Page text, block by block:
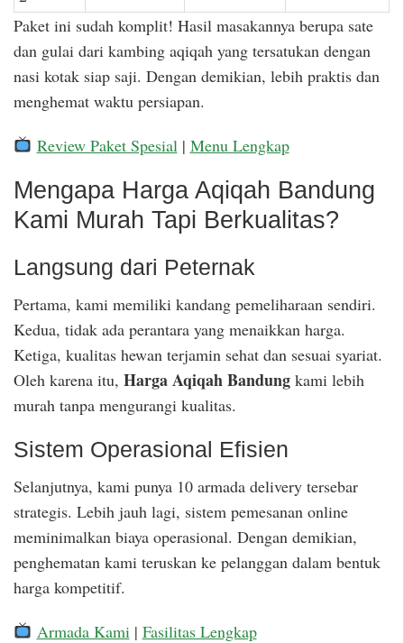
Paket ini sudah komplit! Hasil masakannya berupa sate
dan gulai dari kambing aqiqah yang tersatukan dengan
nasi kotak siap saji. Dengan demikian, lebih praktis dan
menghemat waktu persiapan.
Review Paket Spesial | Menu Lengkap
Mengapa Harga Aqiqah Bandung
Kami Murah Tapi Berkualitas?
Langsung dari Peternak
Pertama, kami memiliki kandang pemeliharaan sendiri.
Kedua, tidak ada perantara yang menaikkan harga.
Ketiga, kualitas hewan terjamin sehat dan sesuai syariat.
Oleh karena itu, Harga Aqiqah Bandung kami lebih
murah tanpa mengurangi kualitas.
Sistem Operasional Efisien
Selanjutnya, kami punya 10 armada delivery tersebar
strategis. Lebih jauh lagi, sistem pemesanan online
meminimalkan biaya operasional. Dengan demikian,
penghematan kami teruskan ke pelanggan dalam bentuk
harga kompetitif.
Armada Kami | Fasilitas Lengkap